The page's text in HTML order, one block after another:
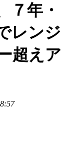
７年・
レンジ
超えア